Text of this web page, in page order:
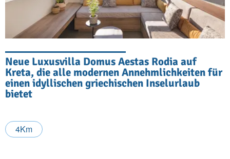
Neue Luxusvilla Domus Aestas Rodia auf
Kreta, die alle modernen Annehmlichkeiten für
einen idyllischen griechischen Inselurlaub
bietet
4Km